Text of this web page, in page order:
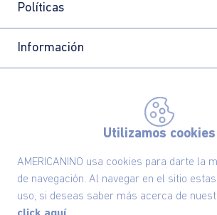
Utilizamos cookies
AMERICANINO usa cookies para darte la
de navegación. Al navegar en el sitio
uso, si deseas saber más acerca de
Políticas
Información